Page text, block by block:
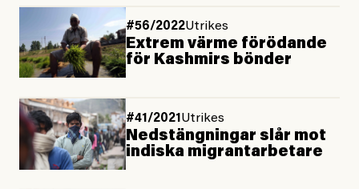
#56/2022Utrikes
Extrem värme förödande
för Kashmirs bönder
#41/2021 Utrikes
Nedstängningar slår mot
indiska migrantarbetare